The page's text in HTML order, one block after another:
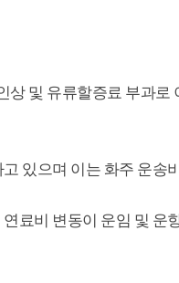
상 및 유류할증료 부과로
있으며 이는 화주 운송
료비 변동이 운임 및 운